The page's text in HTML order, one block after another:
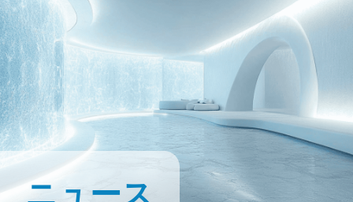
製品
GenieATMシリーズ
GenieATM
トラフィックの高度な可視化および超高速 DDoS 保護
ソリューション
AI 対応のネットワーク セキュリティ
高度なインテリジェンスで即時の脅威保護を実現
情報センター
ニュース